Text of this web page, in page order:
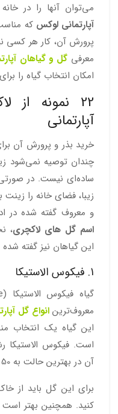
می‌توان آنها را در
آپارتمانی لوکسکه
پرورش آن، کار هر کسی
معرفی گل و گیاهان
امکان انتخاب گیاه را
22 نمونه
آپارتمانی
خرید بذر و پرورش آن
چندان توصیه نمی‌شود
ساده‌ای نیست. در
و معروف گفته شده در
اسم گل های لاکچری،
این گیاهان نیز گفته
1. فیکوس الاستیکا
معروف‌ترینانواع گل
این گیاه یک انتخاب
است. فیکوس الاستیکا
آن در بهترین حالت به 50 تا 60 سانتی‌متر می‌رسد.
برای این گل باید از
کنید. همچنین بهتر است